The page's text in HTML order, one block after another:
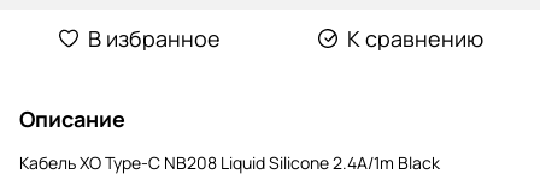
В избранное К сравнению
Описание
Кабель XO Type-C NB208 Liquid Silicone 2.4A/1m Black